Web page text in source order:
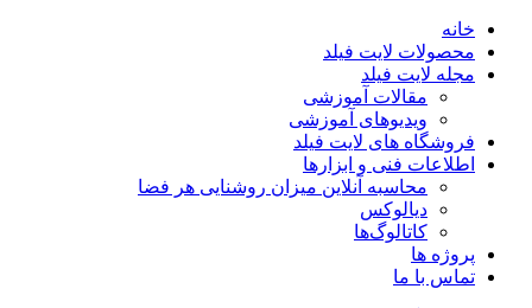
خانه
محصولات لایت فیلد
مجله لایت فیلد
مقالات آموزشی
ویدیوهای آموزشی
فروشگاه های لایت فیلد
اطلاعات فنی و ابزارها
محاسبه آنلاین میزان روشنایی هر فضا
دیالوکس
کاتالوگ‌ها
پروژه ها
تماس با ما